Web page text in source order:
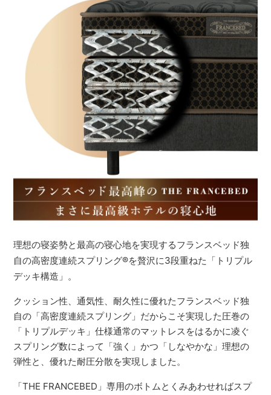
理想の寝姿勢と最高の寝心地を実現するフランスベッド独
自の高密度連続スプリング®を贅沢に3段重ねた「トリプル
デッキ構造」。
クッション性、通気性、耐久性に優れたフランスベッド独
自の「高密度連続スプリング」だからこそ実現した圧巻の
「トリプルデッキ」仕様通常のマットレスをはるかに凌ぐ
スプリング数によって「強く」かつ「しなやかな」理想の
弾性と、優れた耐圧分散を実現しました。
「THE FRANCEBED」専用のボトムとくみあわせればスプ